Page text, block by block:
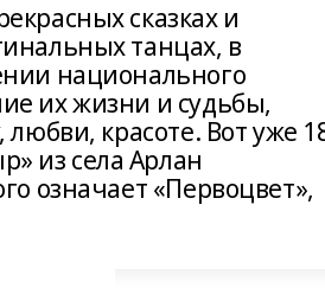
сказках и
танцах, в
национального
их жизни и судьбы,
красоте. Вот уже
из села Арлан
означает «Первоцвет»,